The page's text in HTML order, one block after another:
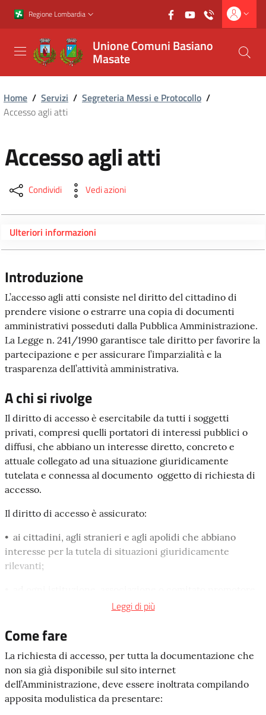
Vai al contenuto principale
Vai al footer
Regione Lombardia
Unione Comuni Basiano
Masate
Home / Servizi / Segreteria Messi e Protocollo /
Accesso agli atti
Accesso agli atti
Condividi Vedi azioni
Ulteriori informazioni
Introduzione
L’accesso agli atti consiste nel diritto del cittadino di
prendere visione o estrarre una copia di documenti
amministrativi posseduti dalla Pubblica Amministrazione.
La Legge n. 241/1990 garantisce tale diritto per favorire la
partecipazione e per assicurare l’imparzialità e la
trasparenza dell’attività amministrativa.
A chi si rivolge
Il diritto di accesso è esercitabile da tutti i soggetti
privati, compresi quelli portatori di interessi pubblici o
diffusi, che abbiano un interesse diretto, concreto e
attuale collegato ad una situazione giuridicamente
tutelata e connessa al documento oggetto di richiesta di
accesso.
Il diritto di accesso è assicurato:
• ai cittadini, agli stranieri e agli apolidi che abbiano
interesse per la tutela di situazioni giuridicamente
rilevanti;
di interessi pubblici e diffusi per mezzo del proprio
• alle pubbliche amministrazioni che siano interessate a
informazioni e a atti per lo svolgimento delle loro
funzioni.
La domanda può esser presentata dall'interessato o da un
suo delegato: un legale rappresentante, difensore, un
Leggi di più
Come fare
La richiesta di accesso, per tutta la documentazione che
non sia già disponibile sul sito internet
dell’Amministrazione, deve essere inoltrata compilando
apposita modulistica da presentare: